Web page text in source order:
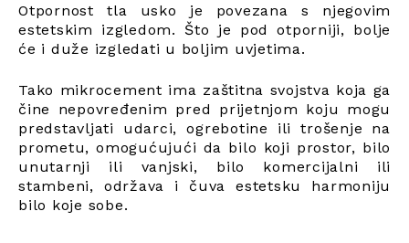
Otpornost tla usko je povezana s njegovim
estetskim izgledom. Što je pod otporniji, bolje
će i duže izgledati u boljim uvjetima.
Tako mikrocement ima zaštitna svojstva koja ga
čine nepovređenim pred prijetnjom koju mogu
predstavljati udarci, ogrebotine ili trošenje na
prometu, omogućujući da bilo koji prostor, bilo
unutarnji ili vanjski, bilo komercijalni ili
stambeni, održava i čuva estetsku harmoniju
bilo koje sobe.